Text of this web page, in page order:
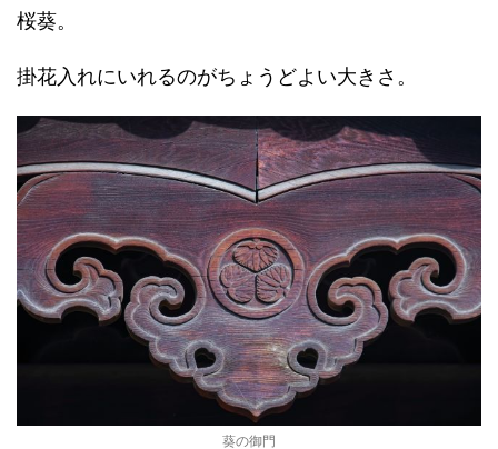
桜葵。
掛花入れにいれるのがちょうどよい大きさ。
葵の御門